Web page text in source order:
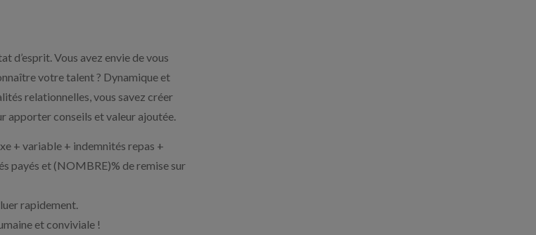
d’esprit. Vous avez envie de vous
votre talent ? Dynamique et
relationnelles, vous savez créer
apporter conseils et valeur ajoutée.
+ variable + indemnités repas +
payés et (NOMBRE)% de remise sur
rapidement.
et conviviale !